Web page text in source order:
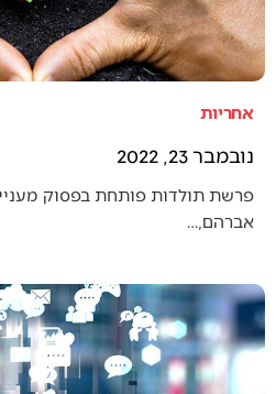
אחריות
נובמבר 23, 2022
פרשת תולדות פותחת בפסוק
אברהם,…